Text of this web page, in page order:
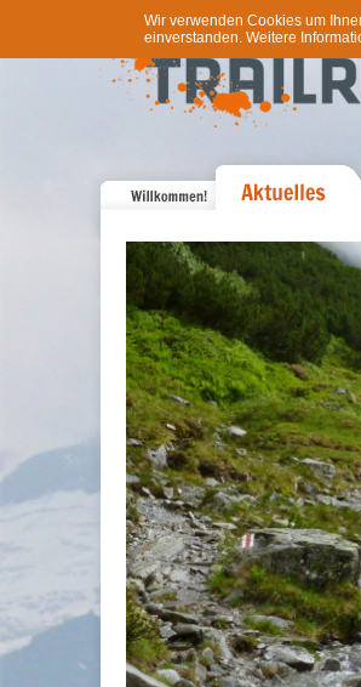
Wir verwenden Cookies um
einverstanden. Weitere